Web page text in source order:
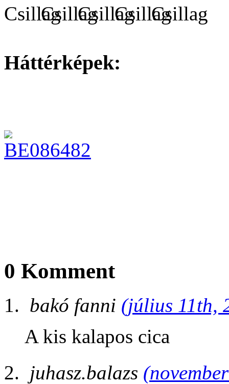
Háttérképek:
0 Komment
bakó fanni (július 11th,
A kis kalapos cica
juhasz.balazs